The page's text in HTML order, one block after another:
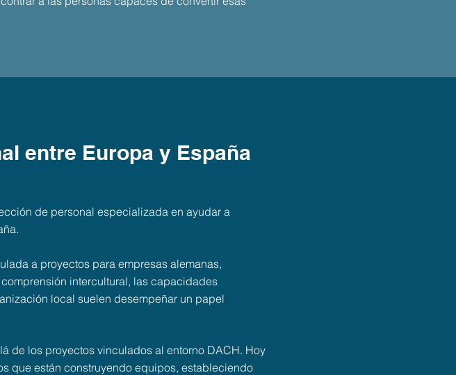
entre Europa y España
de personal especializada en ayudar a
a proyectos para empresas alemanas,
intercultural, las capacidades
local suelen desempeñar un papel
de los proyectos vinculados al entorno DACH. Hoy
que están construyendo equipos, estableciendo